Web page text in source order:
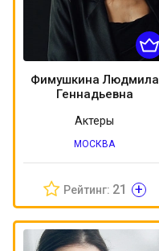
Фимушкина Людмила
Геннадьевна
Актеры
МОСКВА
Рейтинг: 21 +